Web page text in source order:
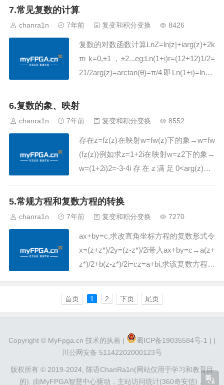
7.常见复数的计算
chanra1n 7年前 复变和积分变换 8426
复数的对数函数计算LnZ=ln|z|+iarg(z)+2k
πi k=0,±1，±2...eg:Ln(1+i)r=(12+12)1/2=
21/2arg(z)=arctan(θ)=π/4即Ln(1+i)=ln21/
6.复数的象、映射
chanra1n 7年前 复变和积分变换 8552
存在z=fz(z)在映射w=fw(z)下的象→w=fw
(fz(z))例如求z=1+2i在映射w=z2下的象→
w=(1+2i)2=-3-4i存在z满足0<arg(z)<π/
式的复数方程 z=reiθ2、将...
5.常规方程和复数方程的转换
chanra1n 7年前 复变和积分变换 7270
ax+by=c,求改直角坐标方程的复数形式令
x=(z+z*)/2y=(z-z*)/2i带入ax+by=c→a(z+
z*)/2+b(z-z*)/2i=cz=a+bi,求该复数方程关
在关于x、y的参数方程，求对应的复数形
式方程x=fx(x)y=fy(y...
首页 1 2 下页 尾页
Copyright © MyFpga.cn 技术的执着 | 蜀ICP备19035584号-1 | |
川公网安备 51142202000123号
版权所有 © 2019-2024,
陈语ChanRa1n(网站仅用于学习和教育目
的).
由MyFPGA智慧中心驱动， 主站访问统计(360奇安信) ，